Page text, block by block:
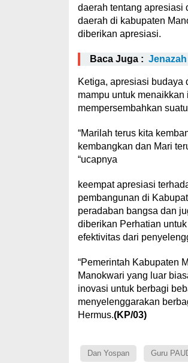
daerah tentang apresiasi
daerah di kabupaten
diberikan apresiasi.
Baca Juga :
Ketiga, apresiasi budaya
mampu untuk
mempersembahkan
“Marilah terus kita
kembangkan dan Mari
“ucapnya
keempat apresiasi
pembangunan di
peradaban bangsa dan
diberikan Perhatian
efektivitas dari
“Pemerintah Kabupaten
Manokwari yang luar
inovasi untuk berbagi
menyelenggarakan
Hermus.(KP/03)
Dan Yospan Guru